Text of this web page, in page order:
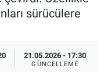
sürücülere
21.05.2026 - 17:30
GÜNCELLEME